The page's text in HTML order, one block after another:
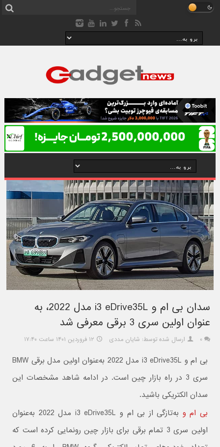
سدان بی ام و i3 eDrive35L مدل 2022، به
عنوان اولین سری 3 برقی معرفی شد
۰ ارسال شده توسط: شایان مددی ۱۲ فروردین ۱۴۰۱ ساعت ۱۷:۴۰
بی ام و i3 eDrive35L مدل 2022 به‌عنوان اولین مدل برقی BMW
سری 3 در راه بازار چین است. در ادامه شاهد مشخصات این
سدان الکتریکی باشید.
بی ام و
به‌تازگی از بی ام و i3 eDrive35L مدل 2022 به‌عنوان
اولین سری 3 تمام برقی برای بازار چین رونمایی کرده است که